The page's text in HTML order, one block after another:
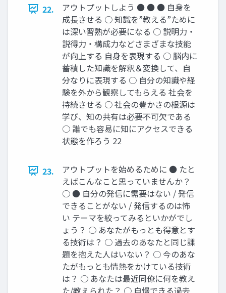
22.
アウトプットしよう ● ● ● 自身を
成長させる ○ 知識を”教える”ために
は深い習熟が必要になる ○ 説明力・
説得力・構成力などさまざまな技能
が向上する 自身を表現する ○ 脳内に
蓄積した知識を解釈＆変換して、自
分なりに表現する ○ 自分の知識や経
験を外から観察してもらえる 社会を
持続させる ○ 社会の豊かさの根源は
学び、知の共有は必要不可欠である
○ 誰でも容易に知にアクセスできる
状態を作ろう 22
23.
アウトプットを始めるために ● たと
えばこんなこと思っていませんか？
○ ● 自分の発信に需要はない / 発信
できることがない / 発信するのは怖
い テーマを絞ってみるといかがでし
ょう？ ○ あなたがもっとも得意とす
る技術は？ ○ 過去のあなたと同じ課
題を抱えた人はいない？ ○ 今のあな
たがもっとも情熱をかけている技術
は？ ○ あなたは最近同僚に何を教え
た/教えられた？ ○ 自慢できる過去